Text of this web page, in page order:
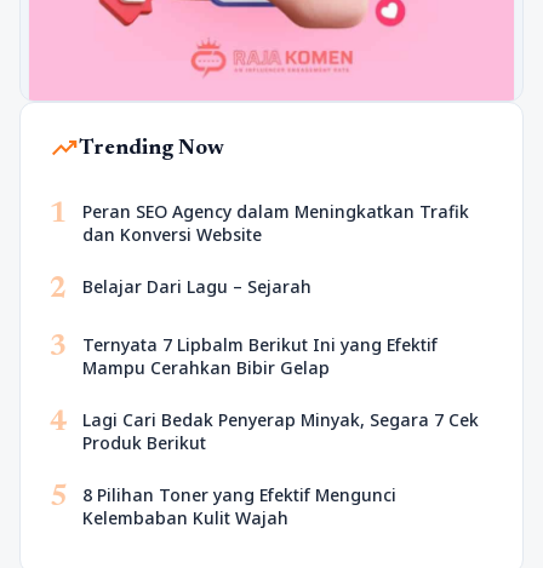
trending_upTrending Now
1
Peran SEO Agency dalam Meningkatkan Trafik
dan Konversi Website
2 Belajar Dari Lagu – Sejarah
3
Ternyata 7 Lipbalm Berikut Ini yang Efektif
Mampu Cerahkan Bibir Gelap
4
Lagi Cari Bedak Penyerap Minyak, Segara 7 Cek
Produk Berikut
5
8 Pilihan Toner yang Efektif Mengunci
Kelembaban Kulit Wajah